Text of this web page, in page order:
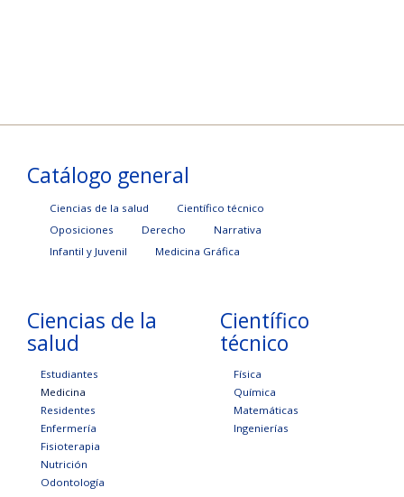
Catálogo general
Ciencias de la salud
Científico técnico
Oposiciones
Derecho
Narrativa
Infantil y Juvenil
Medicina Gráfica
Ciencias de la
salud
Estudiantes
Medicina
Residentes
Enfermería
Fisioterapia
Nutrición
Odontología
Científico
técnico
Física
Química
Matemáticas
Ingenierías